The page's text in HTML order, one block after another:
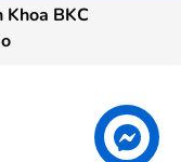
Khoa BKC
Liên hệ